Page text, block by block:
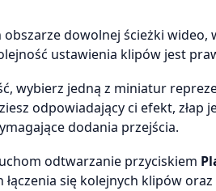
dowolnej ścieżki wideo,
ustawienia klipów jest
wybierz jedną z miniatur
odpowiadający ci efekt,
dodania przejścia.
odtwarzanie przyciskiem
łączenia się kolejnych klipów